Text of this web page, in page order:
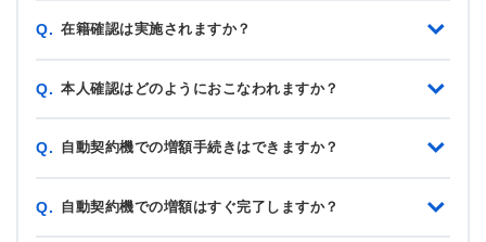
Q. 在籍確認は実施されますか？
Q. 本人確認はどのようにおこなわれますか？
Q. 自動契約機での増額手続きはできますか？
Q. 自動契約機での増額はすぐ完了しますか？